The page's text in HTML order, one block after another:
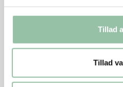
Tillad
Tillad
Nakkefilet/
bruges i stedet for skinke.
Retten kan jævnes med